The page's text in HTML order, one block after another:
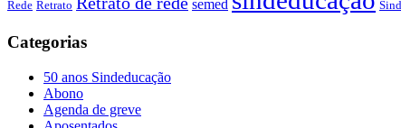
Rede Retrato semed
Categorias
50 anos Sindeducação
Abono
Agenda de greve